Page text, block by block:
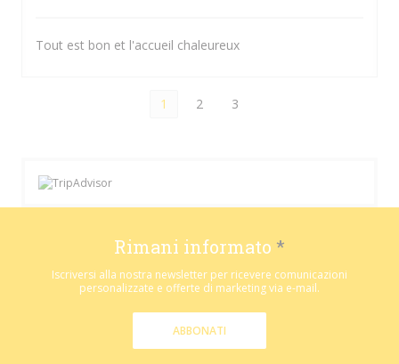
Tout est bon et l'accueil chaleureux
1 2 3
Rimani informato *
Iscriversi alla nostra newsletter per ricevere comunicazioni
personalizzate e offerte di marketing via e-mail.
ABBONATI